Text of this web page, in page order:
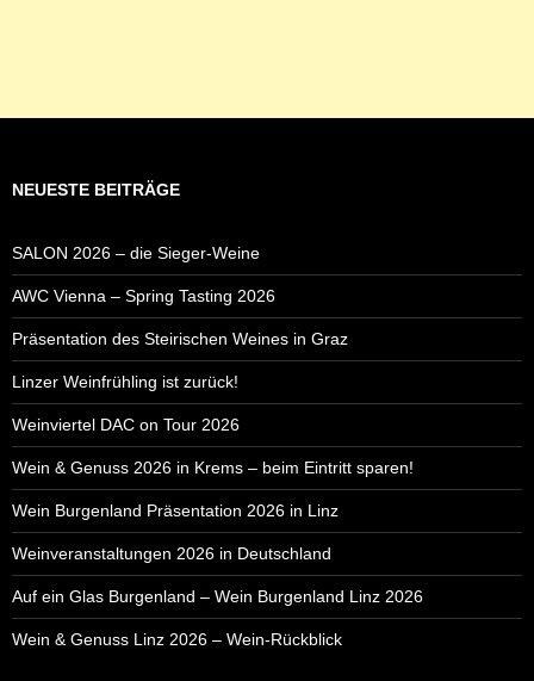
NEUESTE BEITRÄGE
SALON 2026 – die Sieger-Weine
AWC Vienna – Spring Tasting 2026
Präsentation des Steirischen Weines in Graz
Linzer Weinfrühling ist zurück!
Weinviertel DAC on Tour 2026
Wein & Genuss 2026 in Krems – beim Eintritt sparen!
Wein Burgenland Präsentation 2026 in Linz
Weinveranstaltungen 2026 in Deutschland
Auf ein Glas Burgenland – Wein Burgenland Linz 2026
Wein & Genuss Linz 2026 – Wein-Rückblick